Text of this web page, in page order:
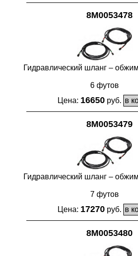
8M0053478
Гидравлический шланг –
6 футов
Цена: 16650 руб.
8M0053479
Гидравлический шланг –
7 футов
Цена: 17270 руб.
8M0053480